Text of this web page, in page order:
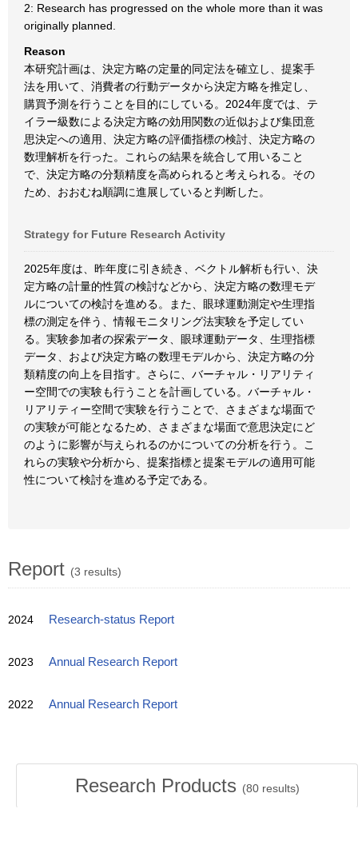
2: Research has progressed on the whole more than it was
originally planned.
Reason
本研究計画は、決定方略の定量的同定法を確立し、提案手
法を用いて、消費者の行動データから決定方略を推定し、
購買予測を行うことを目的にしている。2024年度では、テ
イラー級数による決定方略の効用関数の近似および集団意
思決定への適用、決定方略の評価指標の検討、決定方略の
数理解析を行った。これらの結果を統合して用いること
で、決定方略の分類精度を高められると考えられる。その
ため、おおむね順調に進展していると判断した。
Strategy for Future Research Activity
2025年度は、昨年度に引き続き、ベクトル解析も行い、決
定方略の計量的性質の検討などから、決定方略の数理モデ
ルについての検討を進める。また、眼球運動測定や生理指
標の測定を伴う、情報モニタリング法実験を予定してい
る。実験参加者の探索データ、眼球運動データ、生理指標
データ、および決定方略の数理モデルから、決定方略の分
類精度の向上を目指す。さらに、バーチャル・リアリティ
ー空間での実験も行うことを計画している。バーチャル・
リアリティー空間で実験を行うことで、さまざまな場面で
の実験が可能となるため、さまざまな場面で意思決定にど
のように影響が与えられるのかについての分析を行う。こ
れらの実験や分析から、提案指標と提案モデルの適用可能
性について検討を進める予定である。
Report (3 results)
2024 Research-status Report
2023 Annual Research Report
2022 Annual Research Report
Research Products (80results)